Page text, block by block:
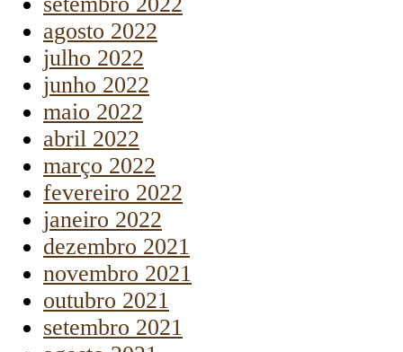
agosto 2022
julho 2022
junho 2022
maio 2022
abril 2022
março 2022
fevereiro 2022
janeiro 2022
dezembro 2021
novembro 2021
outubro 2021
setembro 2021